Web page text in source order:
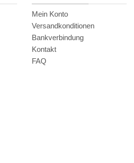
Mein Konto
Versandkonditionen
Bankverbindung
Kontakt
FAQ